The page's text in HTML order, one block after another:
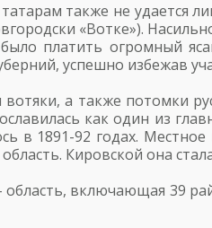
татарам также не удается
«Вотке»).
платить огромный
успешно избежав
а также потомки
как один из
в 1891-92 годах.
Кировской она
включающая 39